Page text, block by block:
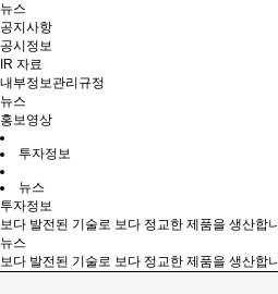
뉴스
공지사항
공시정보
IR 자료
내부정보관리규정
뉴스
홍보영상
투자정보
뉴스
투자정보
보다 발전된 기술로 보다 정교한 제품을 생산합
뉴스
보다 발전된 기술로 보다 정교한 제품을 생산합